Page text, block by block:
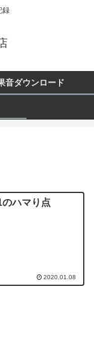
録
音ダウンロード
ハマり点
2020.01.08